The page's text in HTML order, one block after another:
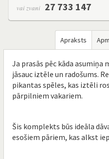
vai zvani 27 733 147
Apraksts
Ja prasās pēc kāda
jāsauc iztēle un radošums.
pikantas spēles, kas iztēli
pārpilniem vakariem.
Šis komplekts būs ideāla
esošiem pāriem, kas alkst